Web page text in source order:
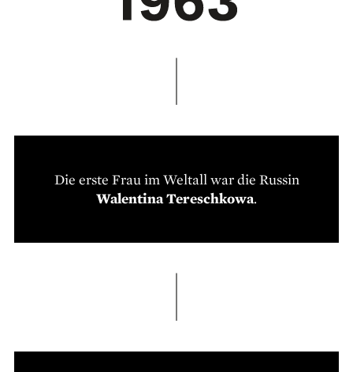
Die erste Frau im Weltall war die Russin
Walentina Tereschkowa.